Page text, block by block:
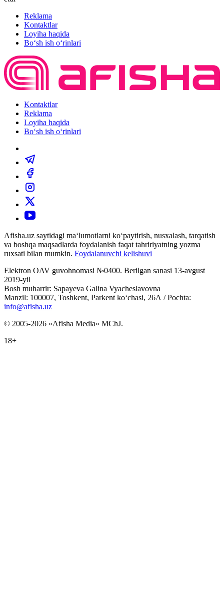
Reklama
Kontaktlar
Loyiha haqida
Bo‘sh ish o‘rinlari
Kontaktlar
Reklama
Loyiha haqida
Bo‘sh ish o‘rinlari
Afisha.uz saytidagi ma‘lumotlarni ko‘paytirish, nusxalash, tarqatish
va boshqa maqsadlarda foydalanish faqat tahririyatning yozma
ruxsati bilan mumkin. Foydalanuvchi kelishuvi
Elektron OAV guvohnomasi №0400. Berilgan sanasi 13-avgust
2019-yil
Bosh muharrir: Sapayeva Galina Vyacheslavovna
Manzil: 100007, Toshkent, Parkent ko‘chasi, 26А / Pochta:
info@afisha.uz
© 2005-2026 «Afisha Media» MChJ.
18+